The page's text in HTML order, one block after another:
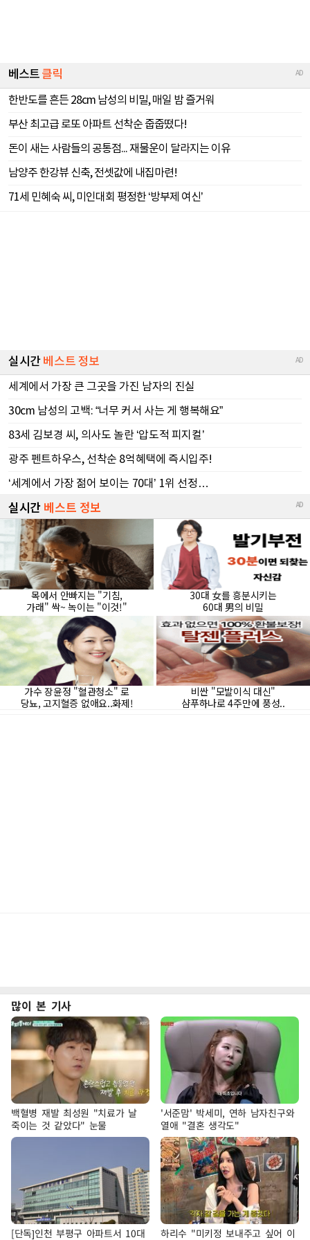
많이 본 기사
백혈병 재발 최성원 "치료가 날
죽이는 것 같았다" 눈물
'서준맘' 박세미, 연하 남자친구와
열애 "결혼 생각도"
[단독]인천 부평구 아파트서 10대
하리수 "미키정 보내주고 싶어 이